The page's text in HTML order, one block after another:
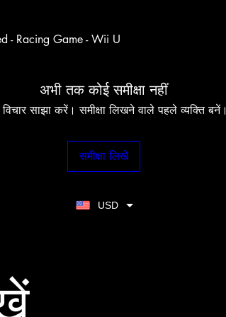
- Racing Game - Wii U
अभी तक कोई समीक्षा नहीं
साझा करें। समीक्षा लिखने वाले पहले व्यक्ति बनें।
समीक्षा लिखें
USD